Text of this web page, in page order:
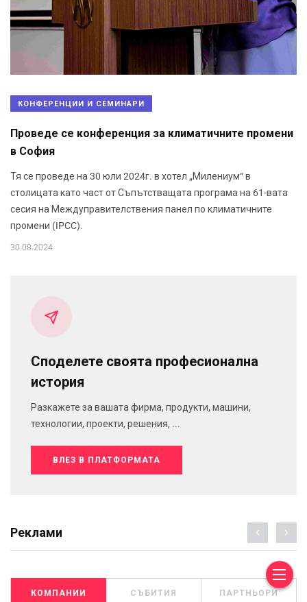
КОНФЕРЕНЦИИ И СЕМИНАРИ
Проведе се конференция за климатичните промени
в София
Тя се проведе на 30 юли 2024г. в хотел „Милениум“ в
столицата като част от Съпътстващата програма на 61-вата
сесия на Междуправителствения панел по климатичните
промени (IPCC).
30.08.2024
Споделете своята професионална
история
Разкажете за вашата фирма, продукти, машини,
технологии, проекти, решения, ...
ВЛЕЗ В ПЛАТФОРМАТА
Реклами
КОМПАНИИ СЪБИТИЯ ПАРТНЬОРИ